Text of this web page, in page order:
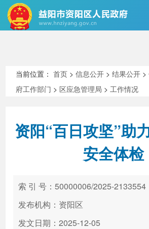
新闻中心
政务服务
高效办成一件事
当前位置：首页 >信息公开 >结果公开 >
府工作部门 > 区应急管理局 >工作情况
资阳“百日攻坚”助
安全体检
索 引 号：50000006/2025-2133554
发布机构：资阳区
发文日期：2025-12-05